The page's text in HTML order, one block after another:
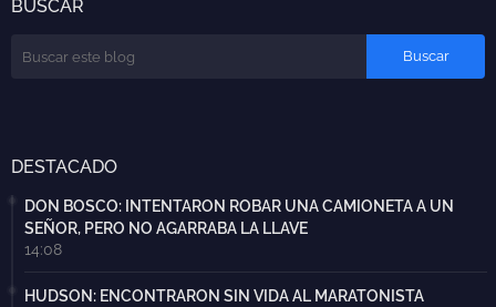
BUSCAR
DESTACADO
DON BOSCO: INTENTARON ROBAR UNA CAMIONETA A UN
SEÑOR, PERO NO AGARRABA LA LLAVE
14:08
HUDSON: ENCONTRARON SIN VIDA AL MARATONISTA